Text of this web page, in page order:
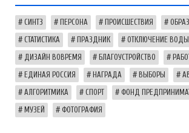
СИНТЗ ПЕРСОНА ПРОИСШЕСТВИЯ
СТАТИСТИКА ПРАЗДНИК ОТКЛЮЧЕНИЕ ВОДЫ
ДИЗАЙН ВОВРЕМЯ БЛАГОУСТРОЙСТВО
ЕДИНАЯ РОССИЯ НАГРАДА ВЫБОРЫ
АЛГОРИТМИКА СПОРТ ФОНД
МУЗЕЙ ФОТОГРАФИЯ